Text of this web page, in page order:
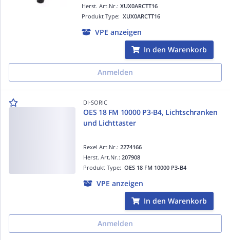
Produkt Type:XUX0ARCTT16
Herst. Art.Nr.:XUX0ARCTT16
VPE anzeigen
In den Warenkorb
Anmelden
DI-SORIC
OES 18 FM 10000 P3-B4, Lichtschranken
und Lichttaster
Rexel Art.Nr.: 2274166
Produkt Type: OES 18 FM 10000 P3-B4
Herst. Art.Nr.: 207908
VPE anzeigen
In den Warenkorb
Anmelden